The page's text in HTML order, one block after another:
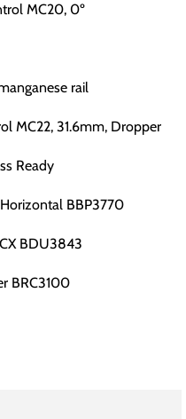
MC20, 0º
rail
MC22, 31.6mm, Dropper
Ready
BBP3770
BDU3843
BRC3100